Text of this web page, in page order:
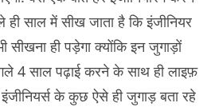
साल में सीख जाता है कि इंजीनियर
सीखना ही पड़ेगा क्योंकि इन जुगाड़ों
4 साल पढ़ाई करने के साथ ही लाइफ़
के कुछ ऐसे ही जुगाड़ बता रहे